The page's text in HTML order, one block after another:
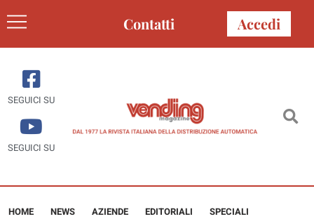
Contatti Accedi
SEGUICI SU
SEGUICI SU
HOME NEWS AZIENDE EDITORIALI SPECIALI